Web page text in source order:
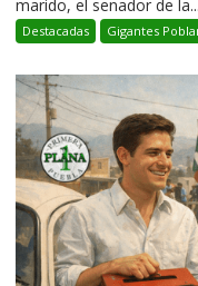
marido, el senador de la...
Destacadas Gigantes